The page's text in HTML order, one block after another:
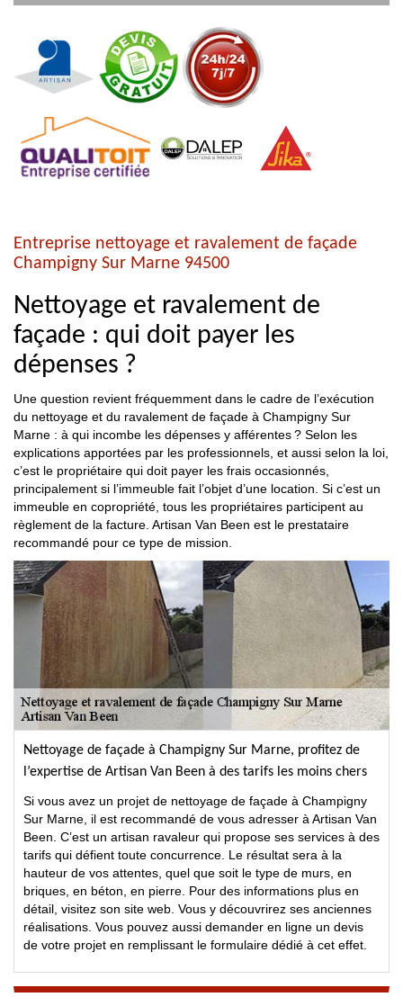
Entreprise nettoyage et ravalement de façade
Champigny Sur Marne 94500
Nettoyage et ravalement de
façade : qui doit payer les
dépenses ?
Une question revient fréquemment dans le cadre de l’exécution
du nettoyage et du ravalement de façade à Champigny Sur
Marne : à qui incombe les dépenses y afférentes ? Selon les
explications apportées par les professionnels, et aussi selon la loi,
c’est le propriétaire qui doit payer les frais occasionnés,
principalement si l’immeuble fait l’objet d’une location. Si c’est un
immeuble en copropriété, tous les propriétaires participent au
règlement de la facture. Artisan Van Been est le prestataire
recommandé pour ce type de mission.
Nettoyage de façade à Champigny Sur Marne, profitez de
l’expertise de Artisan Van Been à des tarifs les moins chers
Si vous avez un projet de nettoyage de façade à Champigny
Sur Marne, il est recommandé de vous adresser à Artisan Van
Been. C’est un artisan ravaleur qui propose ses services à des
tarifs qui défient toute concurrence. Le résultat sera à la
hauteur de vos attentes, quel que soit le type de murs, en
briques, en béton, en pierre. Pour des informations plus en
détail, visitez son site web. Vous y découvrirez ses anciennes
réalisations. Vous pouvez aussi demander en ligne un devis
de votre projet en remplissant le formulaire dédié à cet effet.